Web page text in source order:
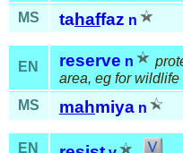
MS
tahaffaz n
EN reserve n
area, eg for wildlife
MS
mahmiya n
EN